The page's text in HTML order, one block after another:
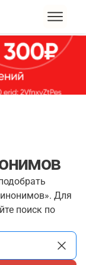
Для
поиск по